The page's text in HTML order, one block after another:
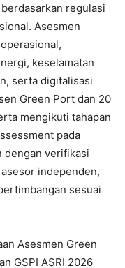
regulasi
Asesmen
keselamatan
serta digitalisasi
Green Port dan 20
mengikuti tahapan
pada
dengan verifikasi
independen,
sesuai
Asesmen Green
GSPI ASRI 2026